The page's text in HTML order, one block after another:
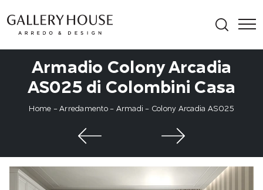
Armadio Colony Arcadia
AS025 di Colombini Casa
Home - Arredamento- Armadi - Colony Arcadia AS025